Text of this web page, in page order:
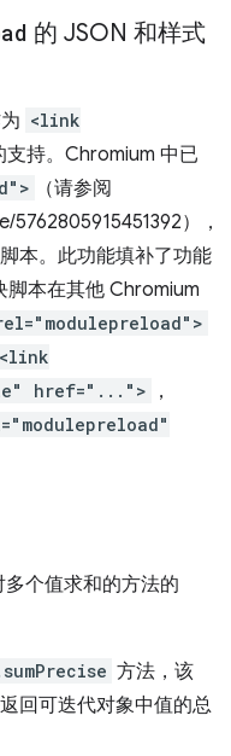
的 JSON 和样式
<link
支持。Chromium 中已
（请参阅
），
本。此功能填补了功能
脚本在其他 Chromium
<link
href="...">
，
个值求和的方法的
方法，该
回可迭代对象中值的总